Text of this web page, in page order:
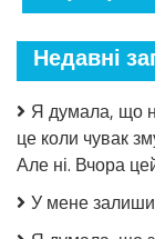
Недавні
Я думала, що
це коли чувак
Але ні. Вчора
У мене